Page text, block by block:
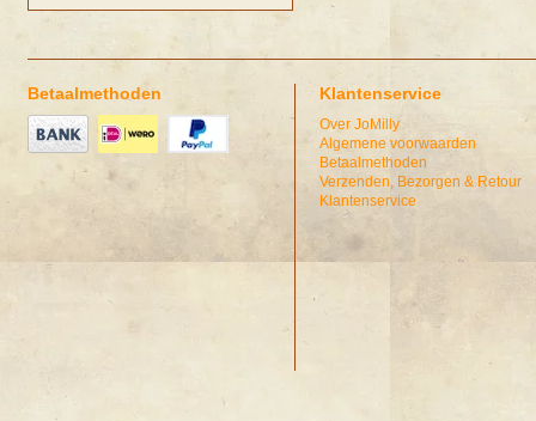
Betaalmethoden Klantenservice
Over JoMilly
Algemene voorwaarden
Betaalmethoden
Verzenden, Bezorgen & Retour
Klantenservice